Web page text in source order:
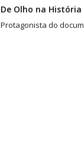
De Olho na
Protagonista do